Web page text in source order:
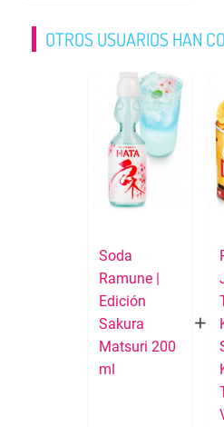
OTROS USUARIOS HAN
Soda
Ramune |
Edición
Sakura
Matsuri 200
ml